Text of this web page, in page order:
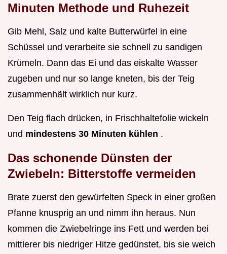
Minuten Methode und Ruhezeit
Gib Mehl, Salz und kalte Butterwürfel in eine
Schüssel und verarbeite sie schnell zu sandigen
Krümeln. Dann das Ei und das eiskalte Wasser
zugeben und nur so lange kneten, bis der Teig
zusammenhält wirklich nur kurz.
Den Teig flach drücken, in Frischhaltefolie wickeln
und mindestens 30 Minuten kühlen .
Das schonende Dünsten der
Zwiebeln: Bitterstoffe vermeiden
Brate zuerst den gewürfelten Speck in einer großen
Pfanne knusprig an und nimm ihn heraus. Nun
kommen die Zwiebelringe ins Fett und werden bei
mittlerer bis niedriger Hitze gedünstet, bis sie weich